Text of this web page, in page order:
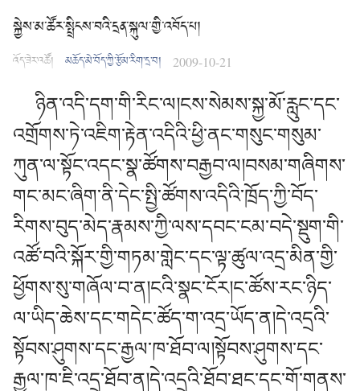
སྐྱེས་མ་ཚོར་སྤྲིངས་བའི་དྲན་སྐུལ་གྱི་འབོད་པ།
འོད་ཟེར་འཚོ། མཆོད་མེ་བོད་ཀྱི་རྩོམ་རིག་དྲ་བ། 2009-10-21
ཉིན་འདི་དག་གི་རིང་ལ།ངས་སེམས་སྐྱ་མོ་རླུང་དང་
འགྲོགས་ཏེ་འཇིག་རྟེན་འདིའི་ཕྱི་ནང་གསུང་གསུམ་
ཀུན་ལ་སྟོང་འདང་སྣ་ཚོགས་བརྒྱབ་ལ།བསམ་གཞིགས་
གང་མང་ཞིག་ནི་དེང་སྤྱི་ཚོགས་འདིའི་ཁྲོད་ཀྱི་བོད་
རིགས་བུད་མེད་རྣམས་ཀྱི་ལས་དབང་ངམ་བདེ་སྡུག་གི་
འཚོ་བའི་སྐོར་གྱི་གཏམ་གླེང་དང་ལྟ་ཚུལ་འདྲ་མིན་གྱི་
ཕྱོགས་སུ་གཞོལ་བ་ན།ངའི་སྣང་ངོར།ང་ཚོས་རང་ཉིད་
ལ་ཡིད་ཆེས་དང་གདེང་ཚོད་ག་འདྲ་ཡོད་ན།དེ་འདྲའི་
སྟོབས་ཤུགས་དང་རྒྱལ་ཁ་ཐོབ་ལ།སྟོབས་ཤུགས་དང་
རྒྱལ་ཁ་ཇི་འདྲ་ཐོབ་ན།དེ་འདྲའི་ཐོབ་ཐང་དང་གོ་གནས་